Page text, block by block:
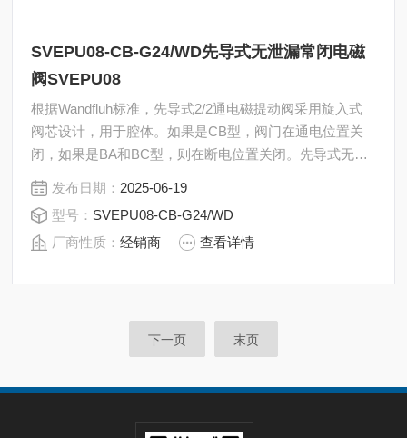
SVEPU08-CB-G24/WD先导式无泄漏常闭电磁
阀SVEPU08
根据Wandfluh标准，先导式2/2通电磁提动阀采用旋入式
阀芯设计，用于腔体。如果是CB型，阀门在通电位置关
闭，如果是BA和BC型，则在断电位置关闭。先导式无泄
漏常闭电磁阀SVEPU08-CB-G24/WD
发布日期： 2025-06-19
型号： SVEPU08-CB-G24/WD
厂商性质：经销商 查看详情
下一页 末页